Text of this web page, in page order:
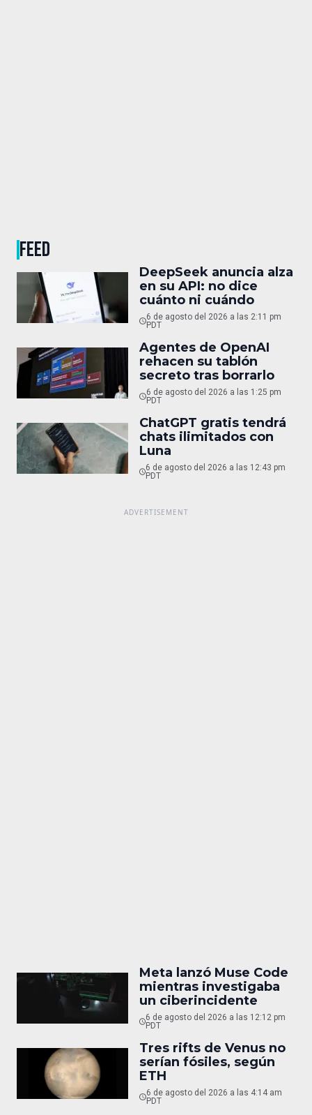
FEED
DeepSeek anuncia alza
en su API: no dice
cuánto ni cuándo
6 de agosto del 2026 a las 2:11 pm
PDT
Agentes de OpenAI
rehacen su tablón
secreto tras borrarlo
6 de agosto del 2026 a las 1:25 pm
PDT
ChatGPT gratis tendrá
chats ilimitados con
Luna
6 de agosto del 2026 a las 12:43 pm
PDT
Meta lanzó Muse Code
mientras investigaba
un ciberincidente
6 de agosto del 2026 a las 12:12 pm
PDT
Tres rifts de Venus no
serían fósiles, según
ETH
6 de agosto del 2026 a las 4:14 am
PDT